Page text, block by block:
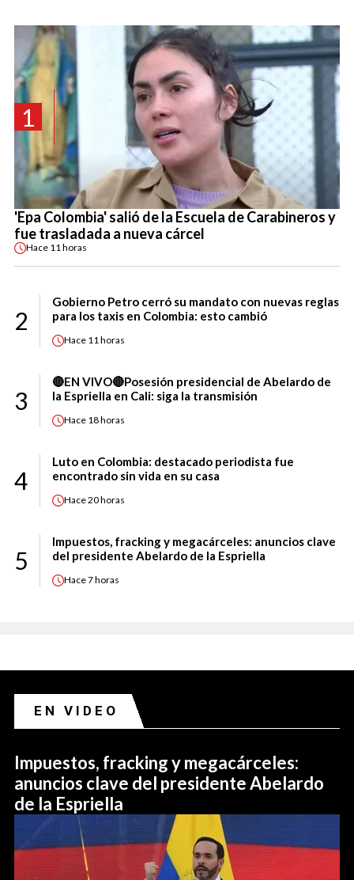
1
'Epa Colombia' salió de la Escuela de Carabineros y
fue trasladada a nueva cárcel
Hace 11 horas
2
Gobierno Petro cerró su mandato con nuevas reglas
para los taxis en Colombia: esto cambió
Hace 11 horas
3
🔴EN VIVO🔴Posesión presidencial de Abelardo de
la Espriella en Cali: siga la transmisión
Hace 18 horas
4
Luto en Colombia: destacado periodista fue
encontrado sin vida en su casa
Hace20 horas
5
Impuestos, fracking y megacárceles: anuncios clave
del presidente Abelardo de la Espriella
Hace7 horas
EN VIDEO
Impuestos, fracking y megacárceles:
anuncios clave del presidente Abelardo
de la Espriella